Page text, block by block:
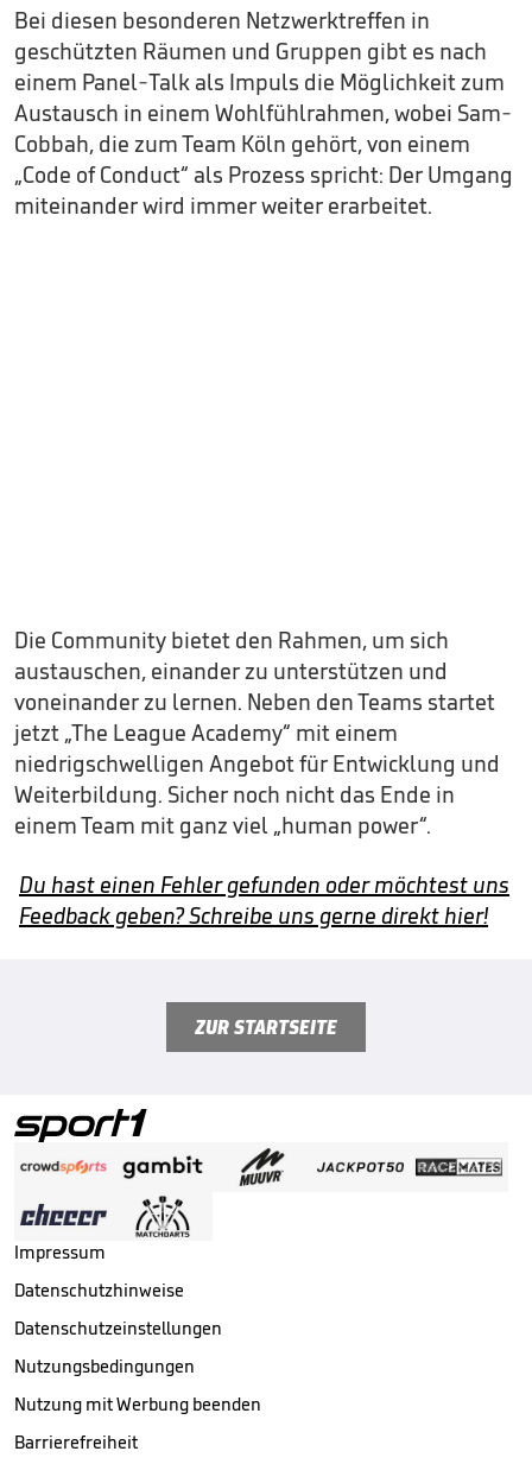
Bei diesen besonderen Netzwerktreffen in
geschützten Räumen und Gruppen gibt es nach
einem Panel-Talk als Impuls die Möglichkeit zum
Austausch in einem Wohlfühlrahmen, wobei Sam-
Cobbah, die zum Team Köln gehört, von einem
„Code of Conduct“ als Prozess spricht: Der Umgang
miteinander wird immer weiter erarbeitet.
Die Community bietet den Rahmen, um sich
austauschen, einander zu unterstützen und
voneinander zu lernen. Neben den Teams startet
jetzt „The League Academy“ mit einem
niedrigschwelligen Angebot für Entwicklung und
Weiterbildung. Sicher noch nicht das Ende in
einem Team mit ganz viel „human power“.
Du hast einen Fehler gefunden oder möchtest uns
Feedback geben? Schreibe uns gerne direkt hier!
ZUR STARTSEITE
Impressum
Datenschutzhinweise
Datenschutzeinstellungen
Nutzungsbedingungen
Nutzung mit Werbung beenden
Barrierefreiheit